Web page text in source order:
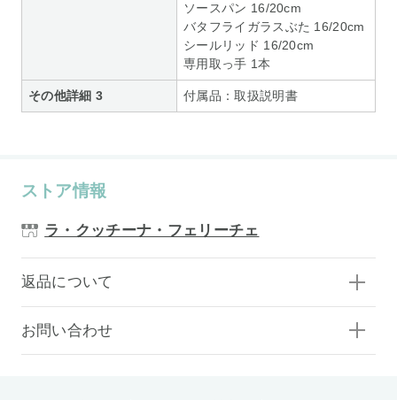
ソースパン 16/20cm
バタフライガラスぶた 16/20cm
シールリッド 16/20cm
専用取っ手 1本
その他詳細 3 付属品：取扱説明書
ストア情報
ラ・クッチーナ・フェリーチェ
返品について
お問い合わせ